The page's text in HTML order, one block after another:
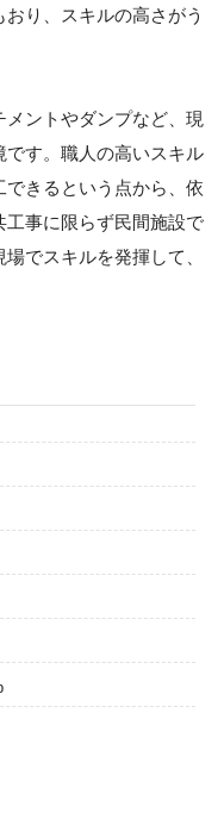
り、スキルの高さがう
ントやダンプなど、現
す。職人の高いスキル
きるという点から、依
事に限らず民間施設で
でスキルを発揮して、